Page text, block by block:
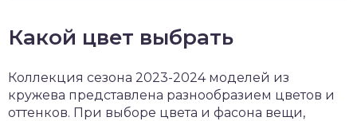
Какой цвет выбрать
Коллекция сезона 2023-2024 моделей из
кружева представлена разнообразием цветов и
оттенков. При выборе цвета и фасона вещи,